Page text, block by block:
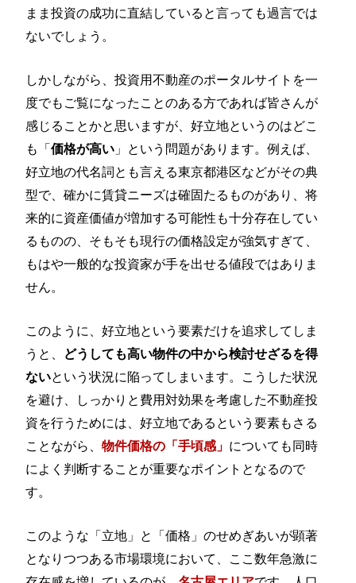
まま投資の成功に直結していると言っても過言では
ないでしょう。
しかしながら、投資用不動産のポータルサイトを一
度でもご覧になったことのある方であれば皆さんが
感じることかと思いますが、好立地というのはどこ
も「価格が高い 」という問題があります。例えば、
好立地の代名詞とも言える東京都港区などがその典
型で、確かに賃貸ニーズは確固たるものがあり、将
来的に資産価値が増加する可能性も十分存在してい
るものの、そもそも現行の価格設定が強気すぎて、
もはや一般的な投資家が手を出せる値段ではありま
せん。
このように、好立地という要素だけを追求してしま
うと、 どうしても高い物件の中から検討せざるを得
ないという状況に陥ってしまいます。こうした状況
を避け、しっかりと費用対効果を考慮した不動産投
資を行うためには、好立地であるという要素もさる
ことながら、物件価格の「手頃感」 についても同時
によく判断することが重要なポイントとなるので
す。
このような「立地」と「価格」のせめぎあいが顕著
となりつつある市場環境において、ここ数年急激に